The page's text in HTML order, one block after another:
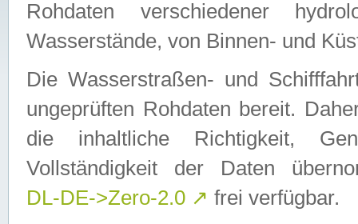
Rohdaten verschiedener
Wasserstände, von Binnen- und
Die Wasserstraßen- und
ungeprüften Rohdaten bereit.
die inhaltliche Richtigkeit,
Vollständigkeit der Daten
DL-DE->Zero-2.0 ↗ frei verfügbar.